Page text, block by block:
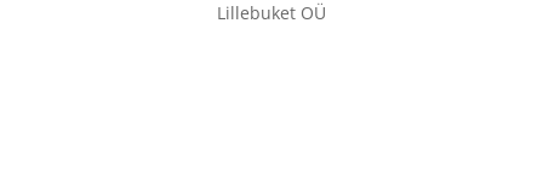
Lillebuket OÜ